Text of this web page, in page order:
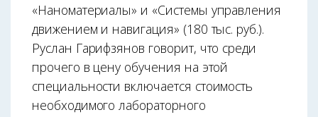
«Наноматериалы» и «Системы управления
движением и навигация» (180 тыс. руб.).
Руслан Гарифзянов говорит, что среди
прочего в цену обучения на этой
специальности включается стоимость
необходимого лабораторного